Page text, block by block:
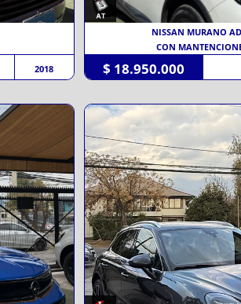
2018
NISSAN MURANO
CON
$ 18.950.000